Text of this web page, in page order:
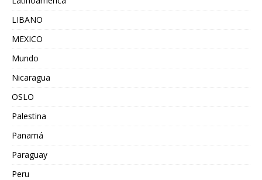
LIBANO
MEXICO
Mundo
Nicaragua
OSLO
Palestina
Panamá
Paraguay
Peru